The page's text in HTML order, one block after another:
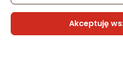
Akceptuję